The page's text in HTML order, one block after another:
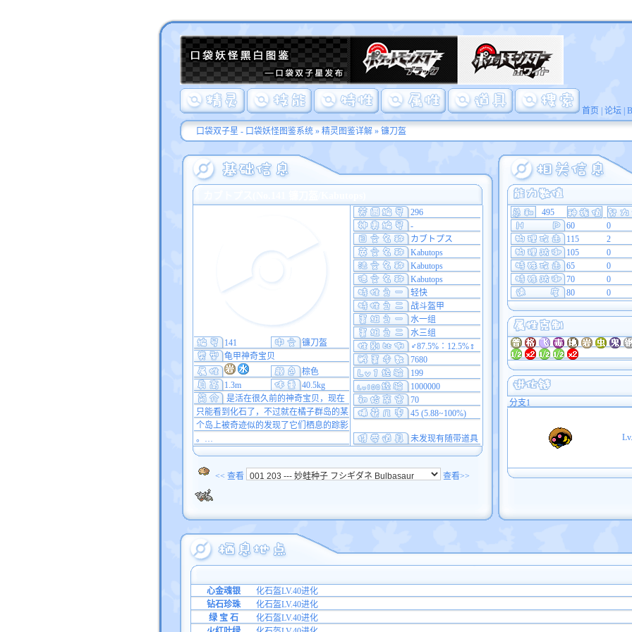
首页 论坛|
口袋双子星 - 口袋妖怪图鉴系统» 精灵图鉴详解» 镰刀盔
296
-
カブトプス
Kabutops
Kabutops
Kabutops
轻快
战斗盔甲
水一组
水三组
♂87.5%∶12.5%♀
7680
199
1000000
70
45 (5.88~100%)
未发现有随带道具
141
镰刀盔
龟甲神奇宝贝
棕色
1.3m
40.5kg
是活在很久前的神奇宝贝，现在
只能看到化石了，不过就在橘子群岛的某
个岛上被奇迹似的发现了它们栖息的踪影
。…
<< 查看 查看>>
495
60
0
115
2
105
0
65
0
70
0
80
0
分支1
心金魂银
化石盔LV.40进化
钻石珍珠
化石盔LV.40进化
绿 宝 石
化石盔LV.40进化